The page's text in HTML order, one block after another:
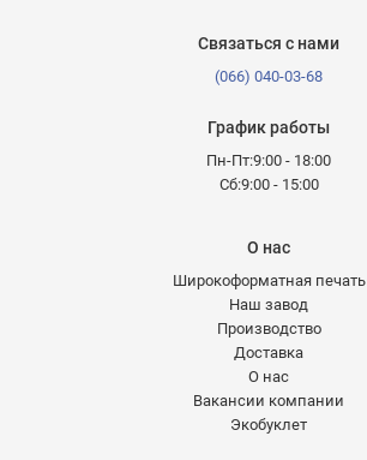
Связаться с нами
(066) 040-03-68
График работы
Пн-Пт:9:00 - 18:00
Сб:9:00 - 15:00
О нас
Широкоформатная печать
Наш завод
Производство
Доставка
О нас
Вакансии компании
Экобуклет